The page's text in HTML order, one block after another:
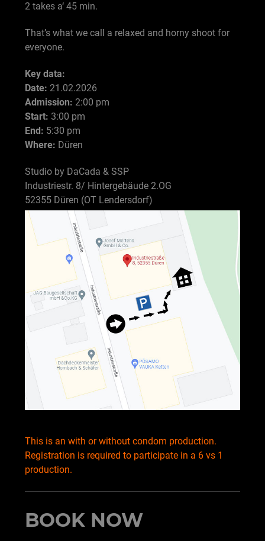
2 takes a‘ 45 min.
That’s what we call a relaxed and horny shoot for
everyone.
Key data:
Date: 21.02.2026
Admission: 2:00 pm
Start: 3:00 pm
End: 5:30 pm
Where: Düren
Studio by DaCada & SSP
Industriestr. 8/ Hintergebäude 2.OG
52355 Düren (OT Lendersdorf)
This is an with or without condom production.
Registration is required to participate in a 6 vs 1
production.
BOOK NOW